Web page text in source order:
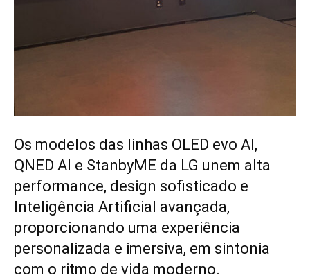
Os modelos das linhas OLED evo AI,
QNED AI e StanbyME da LG unem alta
performance, design sofisticado e
Inteligência Artificial avançada,
proporcionando uma experiência
personalizada e imersiva, em sintonia
com o ritmo de vida moderno.